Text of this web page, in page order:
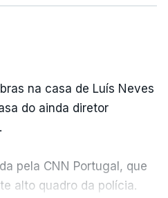
na casa de Luís Neves
do ainda diretor
pela CNN Portugal, que
alto quadro da polícia.